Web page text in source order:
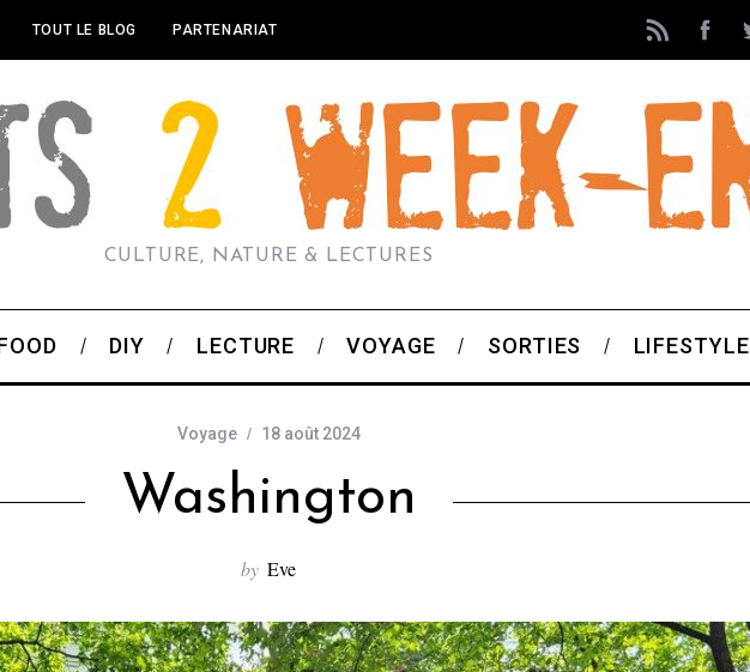
TOUT LE BLOG PARTENARIAT
CULTURE, NATURE & LECTURES
DIY LECTURE VOYAGE SORTIES LIFESTYLE
Voyage 18 août 2024
Washington
by Eve